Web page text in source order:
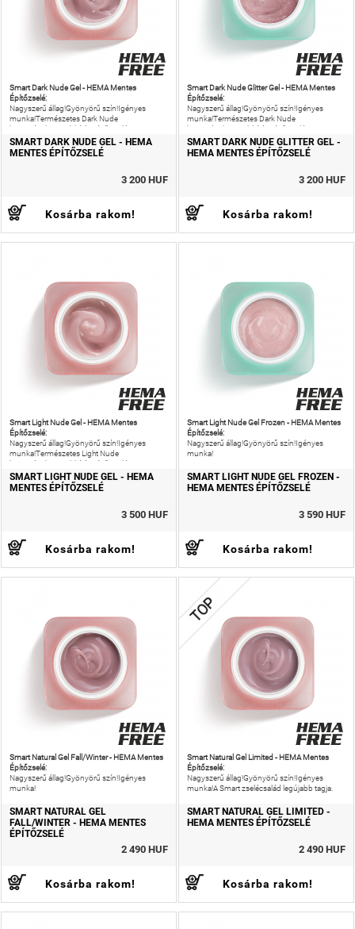
Smart Dark Nude Gel - HEMA Mentes
Építőzselé:
Nagyszerű állag!Gyönyörű szín!Igényes
munka!Természetes Dark Nude
körömágyhosszabbító színű zselé.
SMART DARK NUDE GEL - HEMA
MENTES ÉPÍTŐZSELÉ
3 200 HUF
Kosárba rakom!
Smart Dark Nude Glitter Gel - HEMA Mentes
Építőzselé:
Nagyszerű állag!Gyönyörű szín!Igényes
munka!Természetes Dark Nude
körömágyhosszabbító színű zselé AB
csillámmal.
SMART DARK NUDE GLITTER GEL -
HEMA MENTES ÉPÍTŐZSELÉ
3 200 HUF
Kosárba rakom!
Smart Light Nude Gel - HEMA Mentes
Építőzselé:
Nagyszerű állag!Gyönyörű szín!Igényes
munka!Természetes Light Nude
körömágyhosszabbító színű zselé.
SMART LIGHT NUDE GEL - HEMA
MENTES ÉPÍTŐZSELÉ
3 500 HUF
Kosárba rakom!
Smart Light Nude Gel Frozen - HEMA Mentes
Építőzselé:
Nagyszerű állag!Gyönyörű szín!Igényes
munka!
SMART LIGHT NUDE GEL FROZEN -
HEMA MENTES ÉPÍTŐZSELÉ
3 590 HUF
Kosárba rakom!
Smart Natural Gel Fall/Winter - HEMA Mentes
Építőzselé:
Nagyszerű állag!Gyönyörű szín!Igényes
munka!
SMART NATURAL GEL
FALL/WINTER - HEMA MENTES
ÉPÍTŐZSELÉ
2 490 HUF
Kosárba rakom!
TOP
Smart Natural Gel Limited - HEMA Mentes
Építőzselé:
Nagyszerű állag!Gyönyörű szín!Igényes
munka!A Smart zselécsalád legújabb tagja.
SMART NATURAL GEL LIMITED -
HEMA MENTES ÉPÍTŐZSELÉ
2 490 HUF
Kosárba rakom!